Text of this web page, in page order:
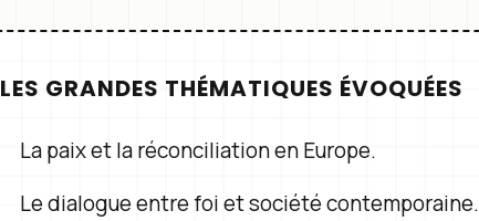
LES GRANDES THÉMATIQUES ÉVOQUÉES
La paix et la réconciliation en Europe.
Le dialogue entre foi et société contemporaine.